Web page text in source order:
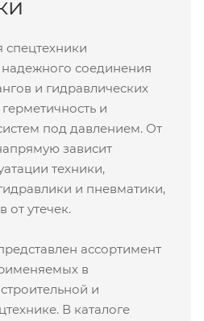
спецтехники
соединения
и гидравлических
и
под давлением. От
зависит
техники,
и пневматики,
от утечек.
ассортимент
в
и
В каталоге